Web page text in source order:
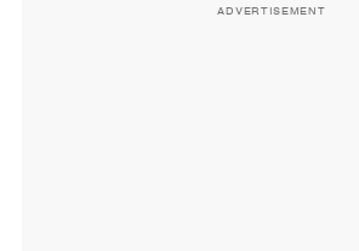
ADVERTISEMENT